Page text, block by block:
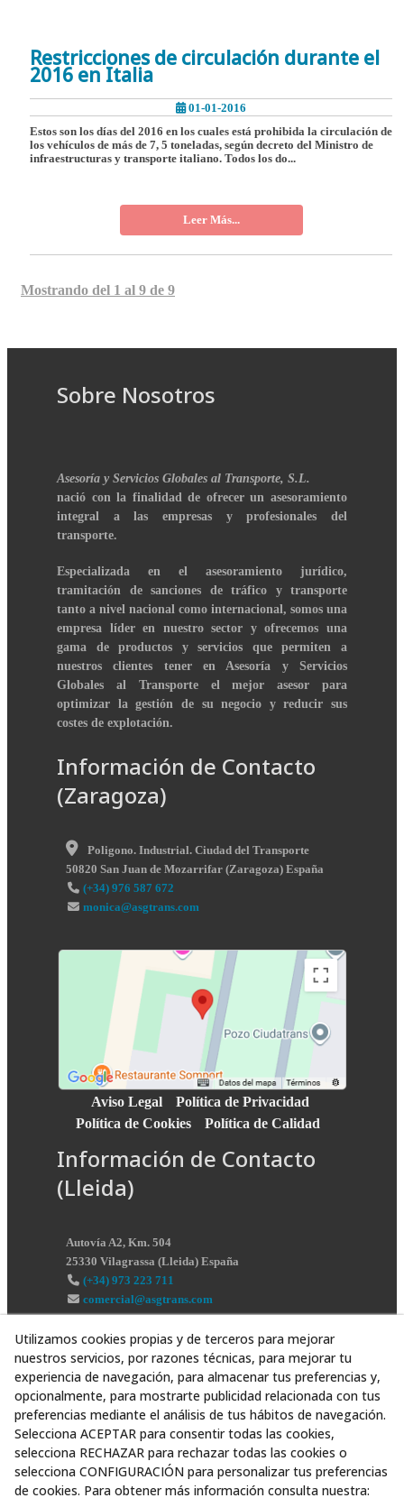
Restricciones de circulación durante el
2016 en Italia
01-01-2016
Estos son los días del 2016 en los cuales está prohibida la circulación de
los vehículos de más de 7, 5 toneladas, según decreto del Ministro de
infraestructuras y transporte italiano. Todos los do...
Leer Más...
Mostrando del 1 al 9 de 9
Sobre Nosotros
Asesoría y Servicios Globales al Transporte, S.L.
nació con la finalidad de ofrecer un asesoramiento
integral a las empresas y profesionales del
transporte.
Especializada en el asesoramiento jurídico,
tramitación de sanciones de tráfico y transporte
tanto a nivel nacional como internacional, somos una
empresa líder en nuestro sector y ofrecemos una
gama de productos y servicios que permiten a
nuestros clientes tener en Asesoría y Servicios
Globales al Transporte el mejor asesor para
optimizar la gestión de su negocio y reducir sus
costes de explotación.
Información de Contacto
(Zaragoza)
Poligono. Industrial. Ciudad del Transporte
50820 San Juan de Mozarrifar (Zaragoza) España
(+34) 976 587 672
monica@asgtrans.com
Aviso Legal
Política de Privacidad
Política de Cookies
Política de Calidad
Información de Contacto
(Lleida)
Autovía A2, Km. 504
25330 Vilagrassa (Lleida) España
(+34) 973 223 711
comercial@asgtrans.com
Utilizamos cookies propias y de terceros para mejorar
nuestros servicios, por razones técnicas, para mejorar tu
experiencia de navegación, para almacenar tus preferencias y,
opcionalmente, para mostrarte publicidad relacionada con tus
preferencias mediante el análisis de tus hábitos de navegación.
Selecciona ACEPTAR para consentir todas las cookies,
selecciona RECHAZAR para rechazar todas las cookies o
selecciona CONFIGURACIÓN para personalizar tus preferencias
de cookies. Para obtener más información consulta nuestra: